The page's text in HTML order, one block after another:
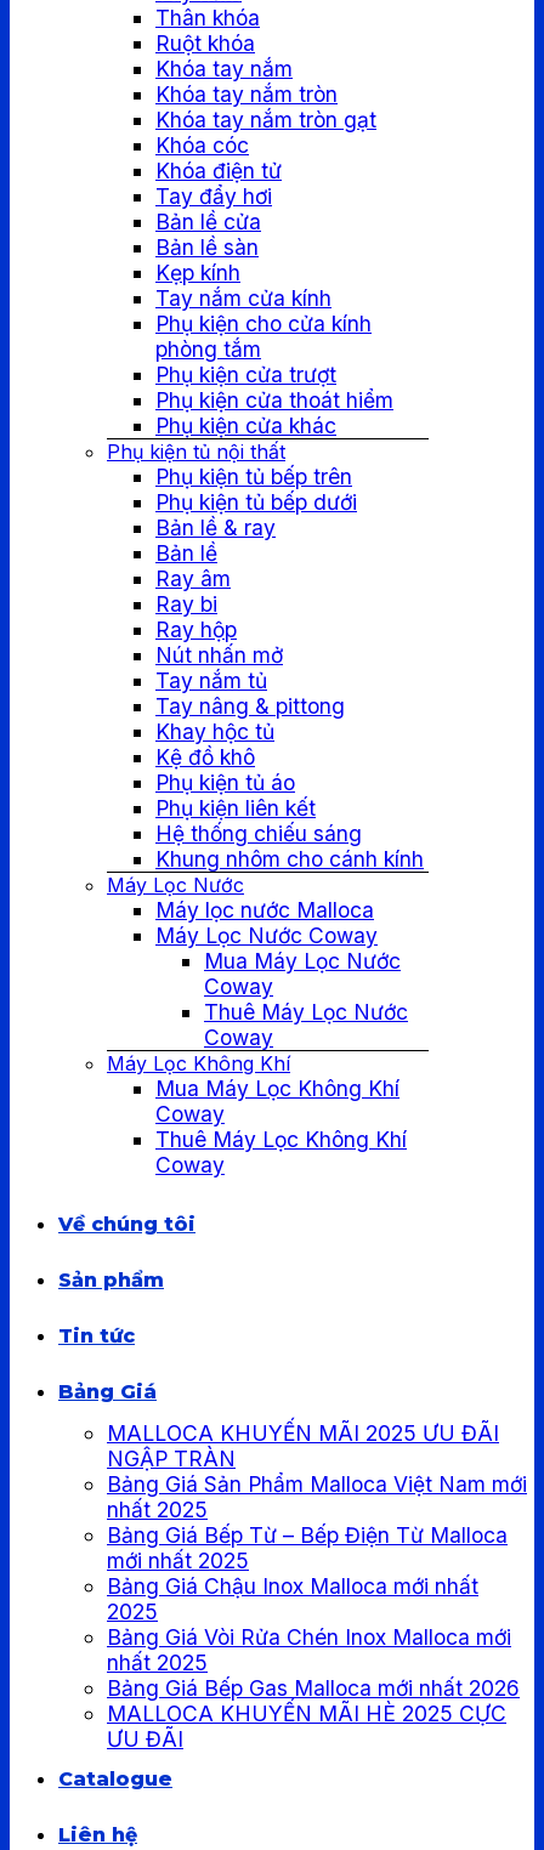
Thân khóa
Ruột khóa
Khóa tay nắm
Khóa tay nắm tròn
Khóa tay nắm tròn gạt
Khóa cóc
Khóa điện tử
Tay đẩy hơi
Bản lề cửa
Bản lề sàn
Kẹp kính
Tay nắm cửa kính
Phụ kiện cho cửa kính
phòng tắm
Phụ kiện cửa trượt
Phụ kiện cửa thoát hiểm
Phụ kiện cửa khác
Phụ kiện tủ nội thất
Phụ kiện tủ bếp trên
Phụ kiện tủ bếp dưới
Bản lề & ray
Bản lề
Ray âm
Ray bi
Ray hộp
Nút nhấn mở
Tay nắm tủ
Tay nâng & pittong
Khay hộc tủ
Kệ đồ khô
Phụ kiện tủ áo
Phụ kiện liên kết
Hệ thống chiếu sáng
Khung nhôm cho cánh kính
Máy Lọc Nước
Máy lọc nước Malloca
Máy Lọc Nước Coway
Mua Máy Lọc Nước
Coway
Thuê Máy Lọc Nước
Coway
Máy Lọc Không Khí
Mua Máy Lọc Không Khí
Coway
Thuê Máy Lọc Không Khí
Coway
Về chúng tôi
Sản phẩm
Tin tức
Bảng Giá
MALLOCA KHUYẾN MÃI 2025 ƯU ĐÃI
NGẬP TRÀN
Bảng Giá Sản Phẩm Malloca Việt Nam mới
nhất 2025
Bảng Giá Bếp Từ – Bếp Điện Từ Malloca
mới nhất 2025
Bảng Giá Chậu Inox Malloca mới nhất
2025
Bảng Giá Vòi Rửa Chén Inox Malloca mới
nhất 2025
Bảng Giá Bếp Gas Malloca mới nhất 2026
MALLOCA KHUYẾN MÃI HÈ 2025 CỰC
ƯU ĐÃI
Catalogue
Liên hệ